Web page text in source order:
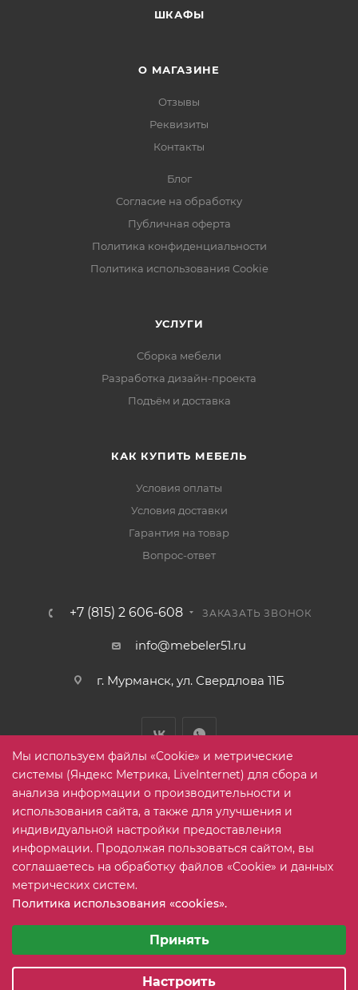
ШКАФЫ
О МАГАЗИНЕ
Отзывы
Реквизиты
Контакты
Блог
Согласие на обработку
Публичная оферта
Политика конфиденциальности
Политика использования Cookie
УСЛУГИ
Сборка мебели
Разработка дизайн-проекта
Подъём и доставка
КАК КУПИТЬ МЕБЕЛЬ
Условия оплаты
Условия доставки
Гарантия на товар
Вопрос-ответ
+7 (815) 2 606-608 ЗАКАЗАТЬ ЗВОНОК
info@mebeler51.ru
г. Мурманск, ул. Свердлова 11Б
2005-2026 © mebelier51.ru - модный интернет-магазин не
дорогой корпусной мебели. Все права защищены.
Мы используем файлы «Cookie» и метрические
системы (Яндекс Метрика, LiveInternet) для сбора и
анализа информации о производительности и
использования сайта, а также для улучшения и
индивидуальной настройки предоставления
информации. Продолжая пользоваться сайтом, вы
соглашаетесь на обработку файлов «Cookie» и данных
метрических систем.
Политика использования «cookies».
Аналитические/Функциональные
Принять
Настроить